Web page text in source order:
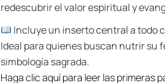
redescubrir el valor espiritual y
Incluye un inserto central a todo
Ideal para quienes buscan nutrir su
simbología sagrada.
Haga clic aquí para leer las primeras